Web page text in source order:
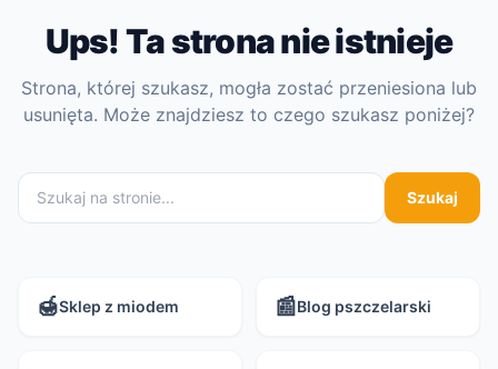
Ups! Ta strona nie istnieje
Strona, której szukasz, mogła zostać przeniesiona lub
usunięta. Może znajdziesz to czego szukasz poniżej?
Szukaj
🍯Sklep z miodem 📰Blog pszczelarski